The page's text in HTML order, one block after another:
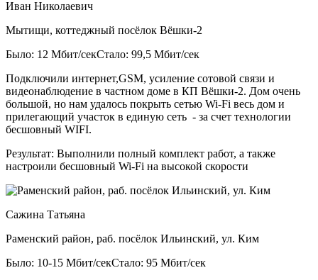
Иван Николаевич
Мытищи, коттеджный посёлок Вёшки-2
Было: 12 Мбит/секСтало: 99,5 Мбит/сек
Подключили интернет,GSM, усиление сотовой связи и
видеонаблюдение в частном доме в КП Вёшки-2. Дом очень
большой, но нам удалось покрыть сетью Wi-Fi весь дом и
прилегающий участок в единую сеть - за счет технологии
бесшовный WIFI.
Результат: Выполнили полный комплект работ, а также
настроили бесшовный Wi-Fi на высокой скорости
Сажина Татьяна
Раменский район, раб. посёлок Ильинский, ул. Ким
Было: 10-15 Мбит/секСтало: 95 Мбит/сек